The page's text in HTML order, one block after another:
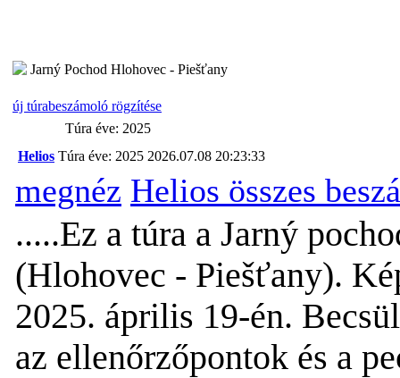
Jarný Pochod Hlohovec - Piešťany
új túrabeszámoló rögzítése
Túra éve: 2025
Helios Túra éve: 2025 2026.07.08 20:23:33
megnéz Helios összes
.....Ez a túra a Jarný
(Hlohovec - Piešťany).
2025. április 19-én.
az ellenőrzőpontok és a